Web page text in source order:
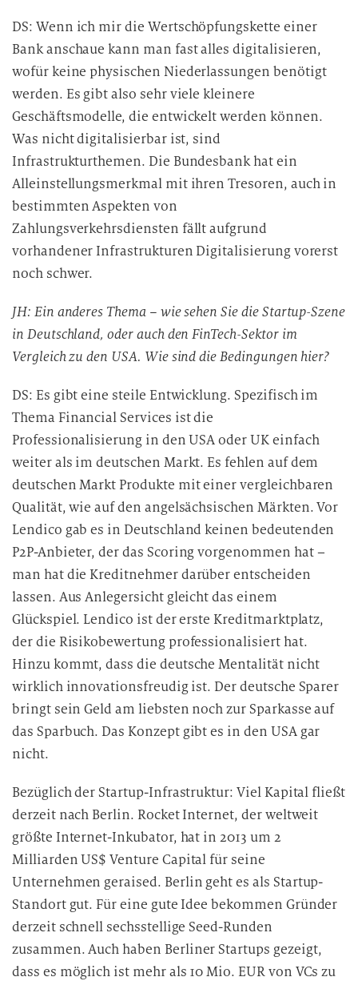
DS: Wenn ich mir die Wertschöpfungskette einer
Bank anschaue kann man fast alles digitalisieren,
wofür keine physischen Niederlassungen benötigt
werden. Es gibt also sehr viele kleinere
Geschäftsmodelle, die entwickelt werden können.
Was nicht digitalisierbar ist, sind
Infrastrukturthemen. Die Bundesbank hat ein
Alleinstellungsmerkmal mit ihren Tresoren, auch in
bestimmten Aspekten von
Zahlungsverkehrsdiensten fällt aufgrund
vorhandener Infrastrukturen Digitalisierung vorerst
noch schwer.
JH: Ein anderes Thema – wie sehen Sie die Startup-Szene
in Deutschland, oder auch den FinTech-Sektor im
Vergleich zu den USA. Wie sind die Bedingungen hier?
DS: Es gibt eine steile Entwicklung. Spezifisch im
Thema Financial Services ist die
Professionalisierung in den USA oder UK einfach
weiter als im deutschen Markt. Es fehlen auf dem
deutschen Markt Produkte mit einer vergleichbaren
Qualität, wie auf den angelsächsischen Märkten. Vor
Lendico gab es in Deutschland keinen bedeutenden
P2P-Anbieter, der das Scoring vorgenommen hat –
man hat die Kreditnehmer darüber entscheiden
lassen. Aus Anlegersicht gleicht das einem
Glückspiel. Lendico ist der erste Kreditmarktplatz,
der die Risikobewertung professionalisiert hat.
Hinzu kommt, dass die deutsche Mentalität nicht
wirklich innovationsfreudig ist. Der deutsche Sparer
bringt sein Geld am liebsten noch zur Sparkasse auf
das Sparbuch. Das Konzept gibt es in den USA gar
nicht.
Bezüglich der Startup-Infrastruktur: Viel Kapital fließt
derzeit nach Berlin. Rocket Internet, der weltweit
größte Internet-Inkubator, hat in 2013 um 2
Milliarden US$ Venture Capital für seine
Unternehmen geraised. Berlin geht es als Startup-
Standort gut. Für eine gute Idee bekommen Gründer
derzeit schnell sechsstellige Seed-Runden
zusammen. Auch haben Berliner Startups gezeigt,
dass es möglich ist mehr als 10 Mio. EUR von VCs zu